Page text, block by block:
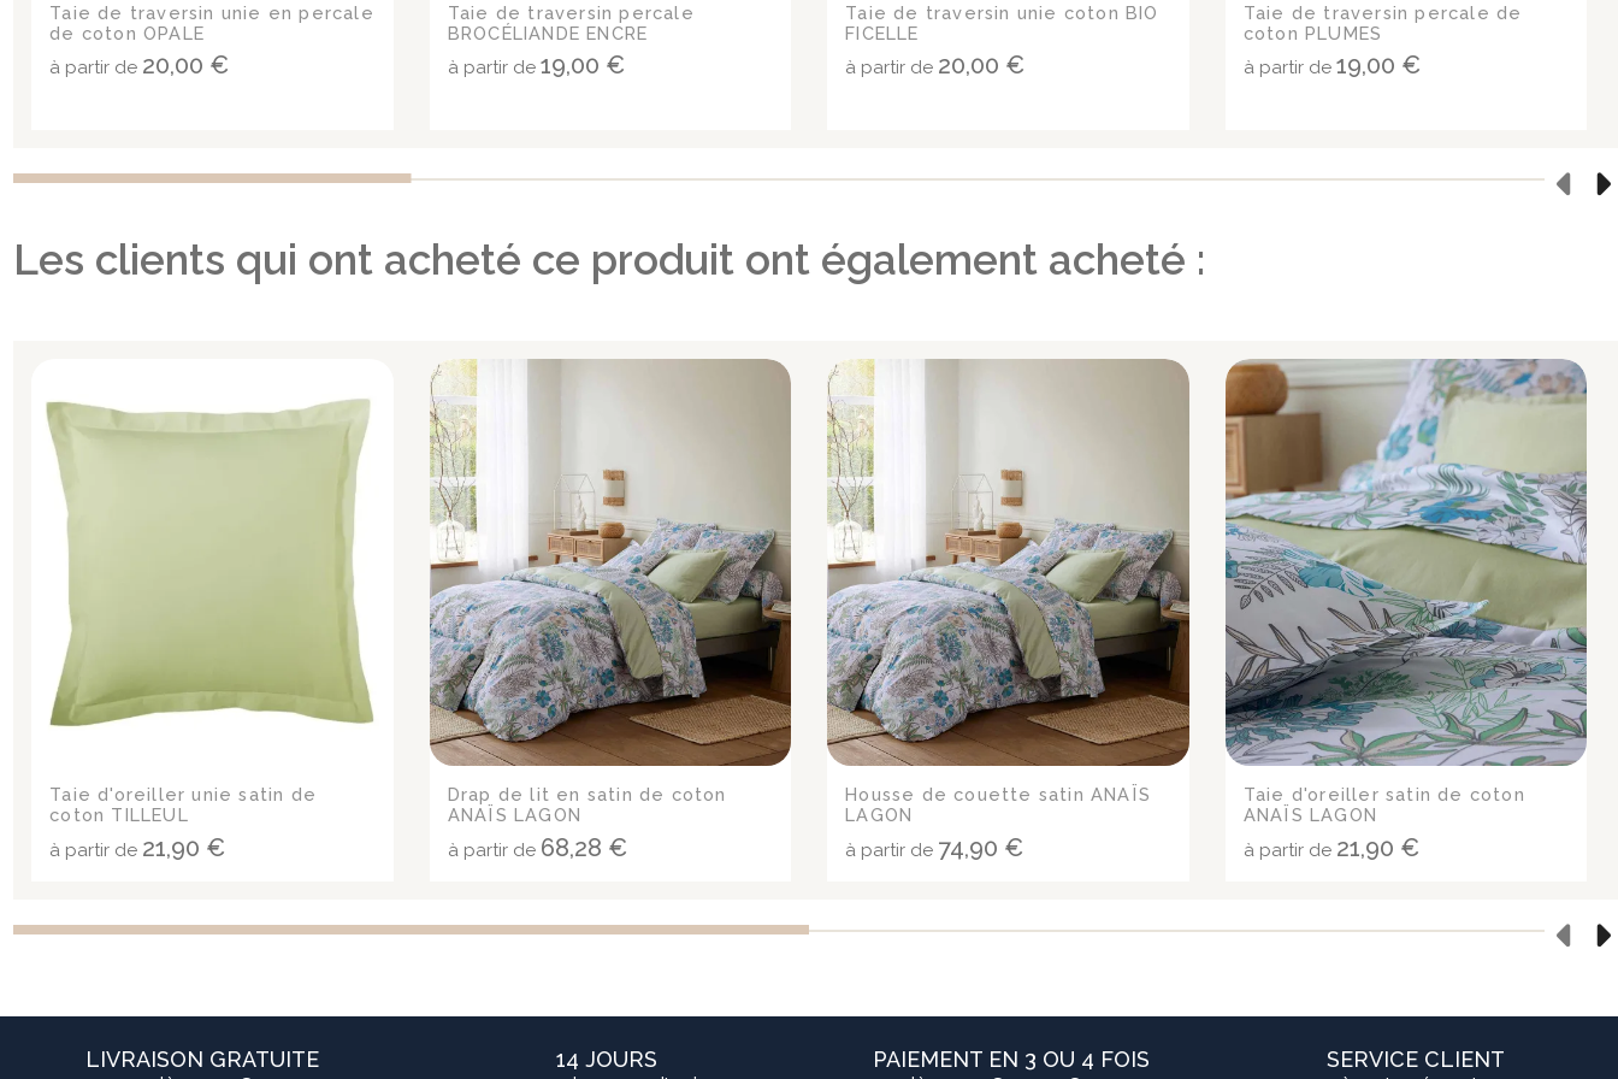
Taie de traversin unie en percale
de coton OPALE
à partir de 20,00 €
Taie de traversin percale
BROCÉLIANDE ENCRE
à partir de 19,00 €
Taie de traversin unie coton BIO
FICELLE
à partir de 20,00 €
Taie de traversin percale de
coton PLUMES
à partir de 19,00 €
Les clients qui ont acheté ce produit ont également acheté :
Taie d'oreiller unie satin de
coton TILLEUL
à partir de 21,90 €
Drap de lit en satin de coton
ANAÏS LAGON
à partir de 68,28 €
Housse de couette satin ANAÏS
LAGON
à partir de 74,90 €
Taie d'oreiller satin de coton
ANAÏS LAGON
à partir de 21,90 €
LIVRAISON GRATUITE
14 JOURS
PAIEMENT EN 3 OU 4 FOIS
SERVICE CLIENT